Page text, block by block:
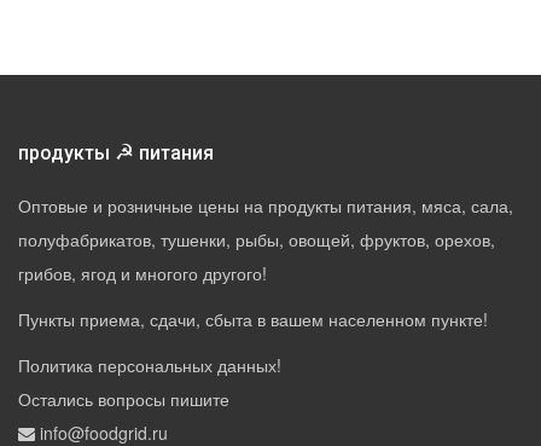
продукты ☭ питания
Оптовые и розничные цены на продукты питания, мяса, сала,
полуфабрикатов, тушенки, рыбы, овощей, фруктов, орехов,
грибов, ягод и многого другого!
Пункты приема, сдачи, сбыта в вашем населенном пункте!
Политика персональных данных!
Остались вопросы пишите
info@foodgrid.ru